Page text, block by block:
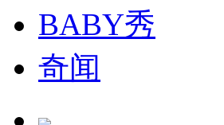
BABY秀
奇闻